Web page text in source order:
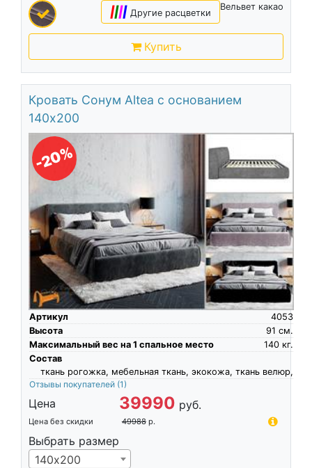
Вельвет какао
|||| Другие расцветки
Купить
Кровать Сонум Altea с основанием
140х200
-20%
Артикул
4053
Высота
см.
91
Максимальный вес на 1 спальное место
кг.
140
Состав
ткань рогожка, мебельная ткань, экокожа, ткань велюр,
Отзывы покупателей (1)
Цена 39990 руб.
Цена без скидки 49988 р.
Выбрать размер
140х200